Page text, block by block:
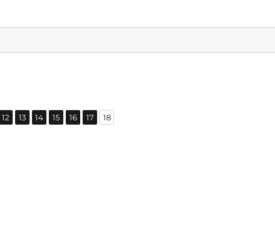
,
Seite
12 ,
Seite
13 ,
Seite
14 ,
Seite
15 ,
Seite
16 ,
Seite
17 ,
Seite
18